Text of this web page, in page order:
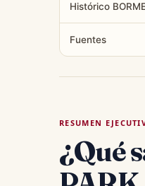
Histórico
Fuentes
RESUMEN
¿Qué